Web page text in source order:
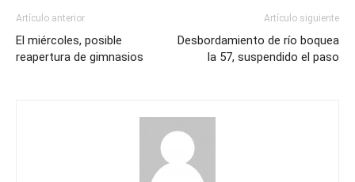
Artículo anterior
El miércoles, posible
reapertura de gimnasios
Artículo siguiente
Desbordamiento de río boquea
la 57, suspendido el paso